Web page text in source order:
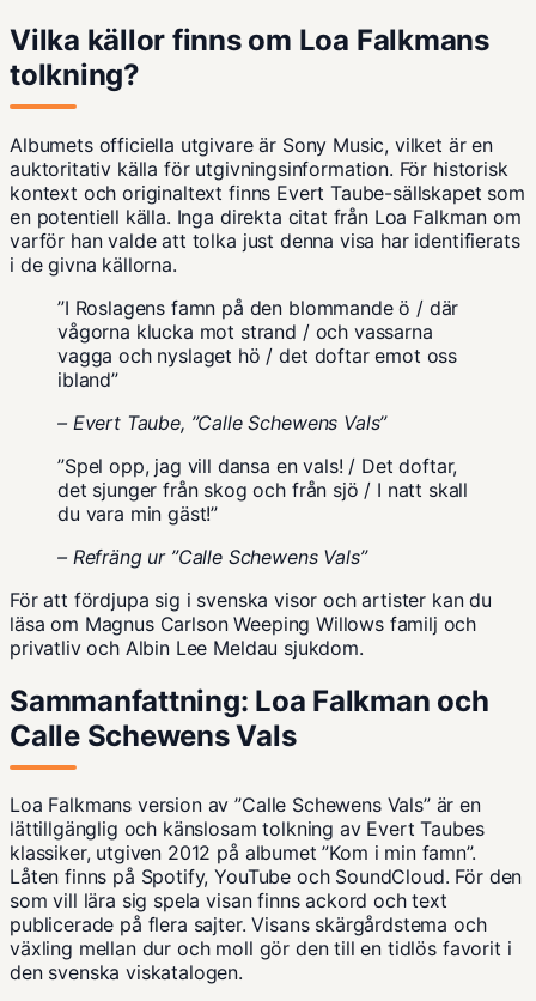
Vilka källor finns om Loa Falkmans
tolkning?
Albumets officiella utgivare är Sony Music, vilket är en
auktoritativ källa för utgivningsinformation. För historisk
kontext och originaltext finns Evert Taube-sällskapet som
en potentiell källa. Inga direkta citat från Loa Falkman om
varför han valde att tolka just denna visa har identifierats
i de givna källorna.
”I Roslagens famn på den blommande ö / där
vågorna klucka mot strand / och vassarna
vagga och nyslaget hö / det doftar emot oss
ibland”
– Evert Taube, ”Calle Schewens Vals”
”Spel opp, jag vill dansa en vals! / Det doftar,
det sjunger från skog och från sjö / I natt skall
du vara min gäst!”
– Refräng ur ”Calle Schewens Vals”
För att fördjupa sig i svenska visor och artister kan du
läsa om Magnus Carlson Weeping Willows familj och
privatlivoch Albin Lee Meldau sjukdom.
Sammanfattning: Loa Falkman och
Calle Schewens Vals
Loa Falkmans version av ”Calle Schewens Vals” är en
lättillgänglig och känslosam tolkning av Evert Taubes
klassiker, utgiven 2012 på albumet ”Kom i min famn”.
Låten finns på Spotify, YouTube och SoundCloud. För den
som vill lära sig spela visan finns ackord och text
publicerade på flera sajter. Visans skärgårdstema och
växling mellan dur och moll gör den till en tidlös favorit i
den svenska viskatalogen.